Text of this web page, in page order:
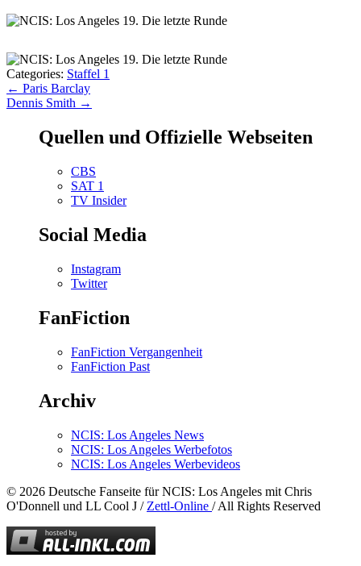
Categories: Staffel 1
Beitragsnavigation
← Paris Barclay
Dennis Smith →
Quellen und Offizielle Webseiten
CBS
SAT 1
TV Insider
Social Media
Instagram
Twitter
FanFiction
FanFiction Vergangenheit
FanFiction Past
Archiv
NCIS: Los Angeles News
NCIS: Los Angeles Werbefotos
NCIS: Los Angeles Werbevideos
© 2026 Deutsche Fanseite für NCIS: Los Angeles mit Chris
O'Donnell und LL Cool J / Zettl-Online / All Rights Reserved